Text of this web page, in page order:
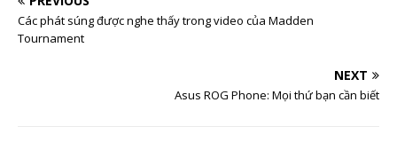
Các phát súng được nghe thấy trong video của Madden
Tournament
NEXT
Asus ROG Phone: Mọi thứ bạn cần biết